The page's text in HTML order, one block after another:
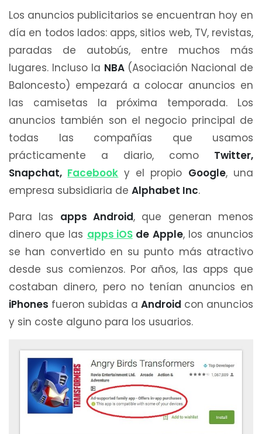
Los anuncios publicitarios se encuentran hoy en
día en todos lados: apps, sitios web, TV, revistas,
paradas de autobús, entre muchos más
lugares. Incluso la NBA (Asociación Nacional de
Baloncesto) empezará a colocar anuncios en
las camisetas la próxima temporada. Los
anuncios también son el negocio principal de
todas las compañías que usamos
prácticamente a diario, como Twitter,
Snapchat, Facebook y el propio Google, una
empresa subsidiaria de Alphabet Inc.
Para las apps Android, que generan menos
dinero que las apps iOSde Apple, los anuncios
se han convertido en su punto más atractivo
desde sus comienzos. Por años, las apps que
costaban dinero, pero no tenían anuncios en
iPhones fueron subidas a Android con anuncios
y sin coste alguno para los usuarios.